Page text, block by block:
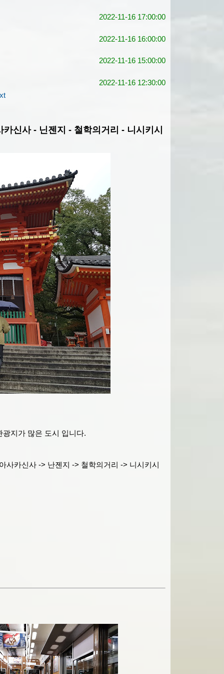
2022-11-16 17:00:00
2022-11-16 16:00:00
2022-11-16 15:00:00
2022-11-16 12:30:00
신사 - 닌젠지 - 철학의거리 - 니시키시
지가 많은 도시 입니다.
사카신사 -> 난젠지 -> 철학의거리 -> 니시키시